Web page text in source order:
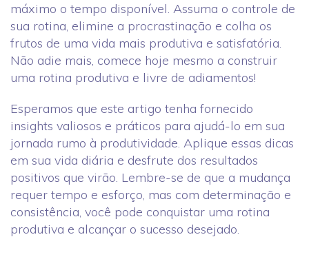
máximo o tempo disponível. Assuma o controle de
sua rotina, elimine a procrastinação e colha os
frutos de uma vida mais produtiva e satisfatória.
Não adie mais, comece hoje mesmo a construir
uma rotina produtiva e livre de adiamentos!
Esperamos que este artigo tenha fornecido
insights valiosos e práticos para ajudá-lo em sua
jornada rumo à produtividade. Aplique essas dicas
em sua vida diária e desfrute dos resultados
positivos que virão. Lembre-se de que a mudança
requer tempo e esforço, mas com determinação e
consistência, você pode conquistar uma rotina
produtiva e alcançar o sucesso desejado.